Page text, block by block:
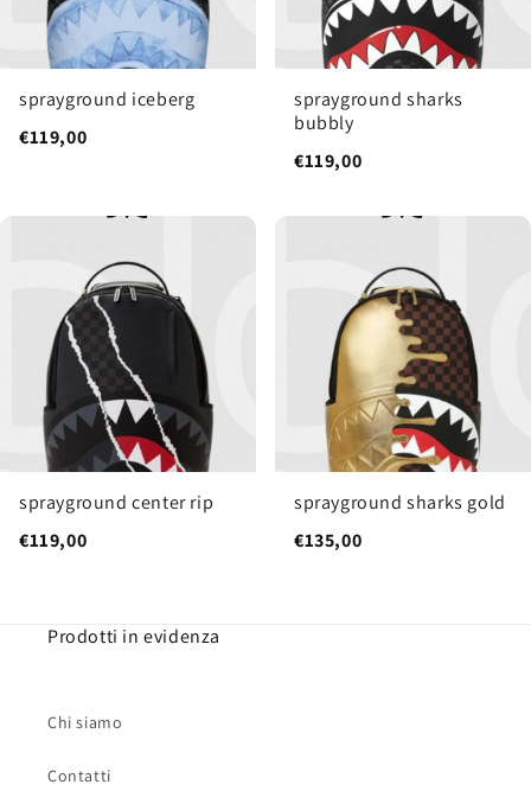
sprayground iceberg
€119,00
sprayground sharks
bubbly
€119,00
sprayground center rip
€119,00
sprayground sharks gold
€135,00
Prodotti in evidenza
Chi siamo
Contatti